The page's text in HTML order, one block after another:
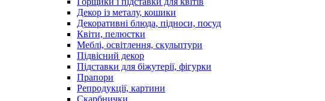
Декор із металу, кошики
Декоративні блюда, підноси, посуд
Квіти, пелюстки
Меблі, освітлення, скульптури
Підвісний декор
Підставки для біжутерії, фігурки
Прапори
Репродукції, картини
Скарбнички